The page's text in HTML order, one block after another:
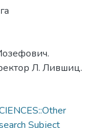
Л. Лившиц.
Subject